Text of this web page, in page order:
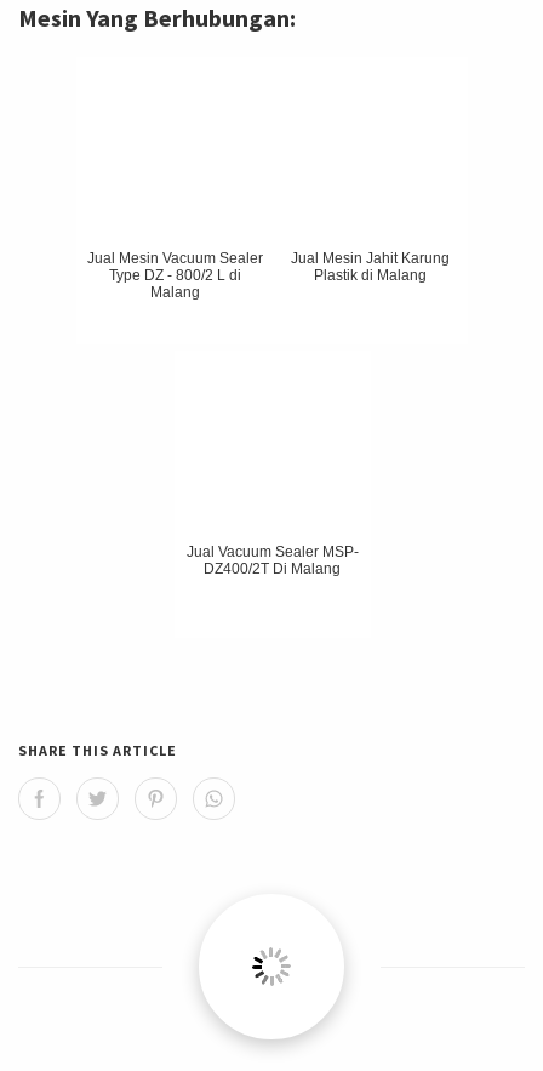
Mesin Yang Berhubungan:
Jual Mesin Vacuum Sealer
Type DZ - 800/2 L di
Malang
Jual Mesin Jahit Karung
Plastik di Malang
Jual Vacuum Sealer MSP-
DZ400/2T Di Malang
SHARE THIS ARTICLE